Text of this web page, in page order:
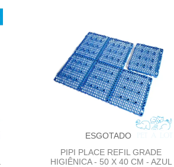
ESGOTADO
PIPI PLACE REFIL GRADE
HIGIÊNICA - 50 X 40 CM - AZUL